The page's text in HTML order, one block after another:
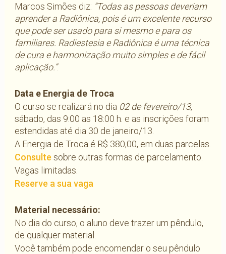
Marcos Simões diz: “Todas as pessoas deveriam
aprender a Radiônica, pois é um excelente recurso
que pode ser usado para si mesmo e para os
familiares. Radiestesia e Radiônica é uma técnica
de cura e harmonização muito simples e de fácil
aplicação.”.
Data e Energia de Troca
O curso se realizará no dia 02 de fevereiro/13,
sábado, das 9:00 as 18:00 h. e as inscrições foram
estendidas até dia 30 de janeiro/13.
A Energia de Troca é R$ 380,00, em duas parcelas.
Consulte sobre outras formas de parcelamento.
Vagas limitadas.
Reserve a sua vaga
Material necessário:
No dia do curso, o aluno deve trazer um pêndulo,
de qualquer material.
Você também pode encomendar o seu pêndulo